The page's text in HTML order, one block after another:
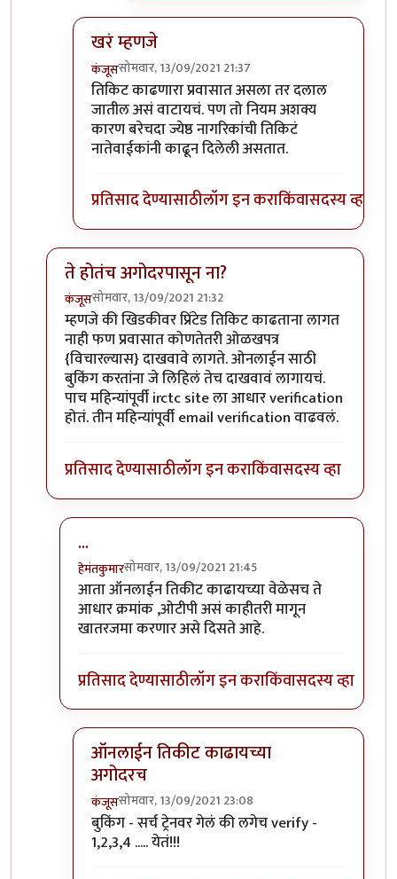
खरं म्हणजे
कंजूससोमवार, 13/09/2021 21:37
In reply toबहुतेकbyहेमंतकुमार
तिकिट काढणारा प्रवासात असला तर दलाल
जातील असं वाटायचं. पण तो नियम अशक्य
कारण बरेचदा ज्येष्ठ नागरिकांची तिकिटं
नातेवाईकांनी काढून दिलेली असतात.
प्रतिसाद देण्यासाठीलॉग इन कराकिंवासदस्य व्हा
ते होतंच अगोदरपासून ना?
कंजूससोमवार, 13/09/2021 21:32
In reply toआधार क्र..byहेमंतकुमार
म्हणजे की खिडकीवर प्रिंटेड तिकिट काढताना लागत
नाही फण प्रवासात कोणतेतरी ओळखपत्र
{विचारल्यास} दाखवावे लागते. ओनलाईन साठी
बुकिंग करतांना जे लिहिलं तेच दाखवावं लागायचं.
पाच महिन्यांपूर्वी irctc site ला आधार verification
होतं. तीन महिन्यांपूर्वी email verification वाढवलं.
प्रतिसाद देण्यासाठीलॉग इन कराकिंवासदस्य व्हा
...
हेमंतकुमारसोमवार, 13/09/2021 21:45
In reply toते होतंच अगोदरपासून ना?byकंजूस
आता ऑनलाईन तिकीट काढायच्या वेळेसच ते
आधार क्रमांक ,ओटीपी असं काहीतरी मागून
खातरजमा करणार असे दिसते आहे.
प्रतिसाद देण्यासाठीलॉग इन कराकिंवासदस्य व्हा
ऑनलाईन तिकीट काढायच्या
अगोदरच
कंजूससोमवार, 13/09/2021 23:08
In reply to...byहेमंतकुमार
बुकिंग - सर्च ट्रेनवर गेलं की लगेच verify -
1,2,3,4 ..... येतं!!!